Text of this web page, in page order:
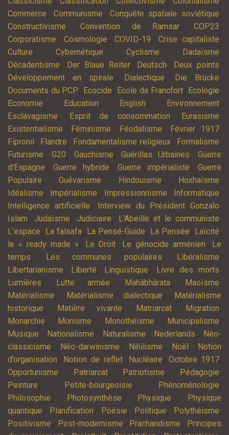
Commerce, Communisme, Conquête spatiale soviétique,
Constructivisme, Convention de Ramsar, COP23 ,
Corporatisme, Cosmologie, COVID-19, Crise capitaliste,
Culture, Cybernétique, Cyclisme, Dadaïsme,
Décadentisme, Der Blaue Reiter, Deutsch, Deux points,
Développement en spirale, Dialectique, Die Brücke,
Documents du PCP, Ecocide, Ecole de Francfort, Ecologie,
Economie, Education, English, Environnement,
Esclavagisme, Esprit de consommation, Eurasisme,
Existentialisme, Féminisme, Féodalisme, Février 1917,
Fipronil , Flandre, Fondamentalisme religieux, Formalisme,
Futurisme, G20, Gauchisme,Guérillas Urbaines,Guerre
d'Espagne,Guerre hybride,Guerre impérialiste,Guerre
Populaire,Guévarisme, Hindouisme, Hoxhaïsme,
Idéalisme, Impérialisme, Impressionnisme, Informatique,
Intelligence artificielle, Interview du Président Gonzalo,
Islam, Judaïsme, Judiciaire, L'Abeille et le communiste,
L’espace, La falsafa, La Pensé-Guide, La Pensée, Laïcité,
le « ready made », Le Droit, Le génocide arménien,
Le
temps, Les communes populaires, Libéralisme,
Libertarianisme, Liberté, Linguistique, Livre des morts,
Lumières, Lutte armée, Mahâbhârata, Maoïsme,
Matérialisme, Matérialisme dialectique,
Matérialisme
historique, Matière vivante, Matriarcat, Migration,
Monarchie, Monisme, Monothéisme, Municipalisme,
Musique, Nationalisme, Naturalisme, Nederlands,
Néo-
classicisme, Néo-darwinisme, Nihilisme, Noël ,
Notion
d’organisation, Notion de reflet, Nucléaire, Octobre 1917,
Opportunisme, Patriarcat, Patriotisme, Pédagogie,
Peinture, Petite-bourgeoisie, Phénoménologie,
Philosophie, Photosynthèse, Physique,
Physique
quantique, Planification, Poésie, Politique, Polythéisme,
Positivisme, Post-modernisme, Prachandisme,
Principes